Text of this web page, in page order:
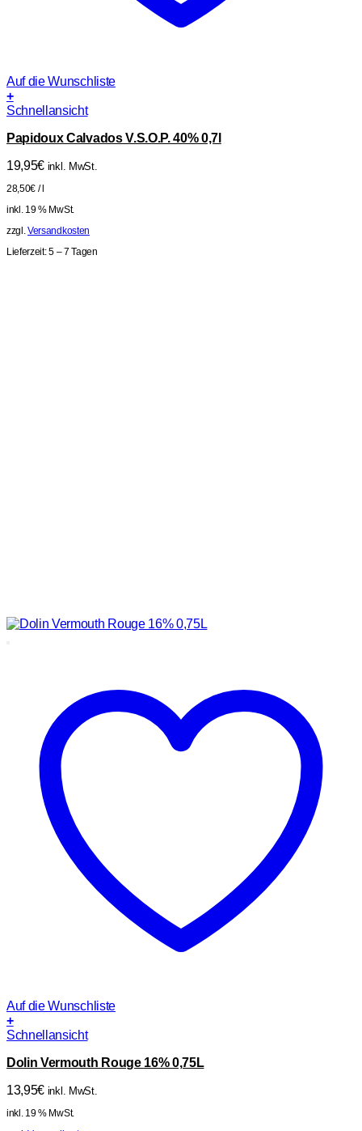
Auf die Wunschliste
+
Schnellansicht
Papidoux Calvados V.S.O.P. 40% 0,7l
19,95€ inkl. MwSt.
28,50€ /l
inkl. 19 % MwSt.
zzgl.Versandkosten
Lieferzeit:5 – 7 Tagen
Auf die Wunschliste
+
Schnellansicht
Dolin Vermouth Rouge 16% 0,75L
13,95€ inkl. MwSt.
inkl. 19 % MwSt.